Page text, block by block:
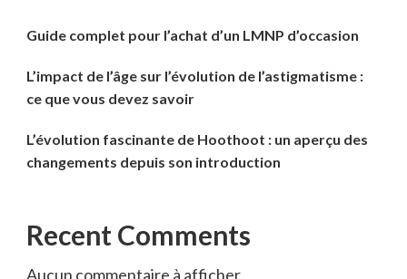
Guide complet pour l’achat d’un LMNP d’occasion
L’impact de l’âge sur l’évolution de l’astigmatisme :
ce que vous devez savoir
L’évolution fascinante de Hoothoot : un aperçu des
changements depuis son introduction
Recent Comments
Aucun commentaire à afficher.